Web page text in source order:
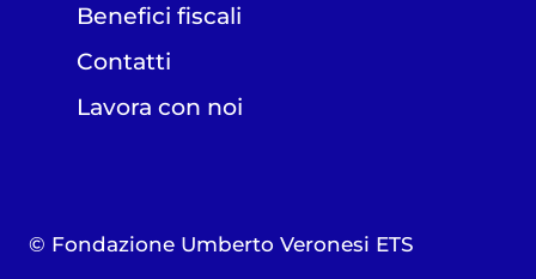
Benefici fiscali
Contatti
Lavora con noi
© Fondazione Umberto Veronesi ETS